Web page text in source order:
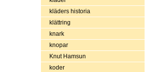
kläders historia
klättring
knark
knopar
Knut Hamsun
koder